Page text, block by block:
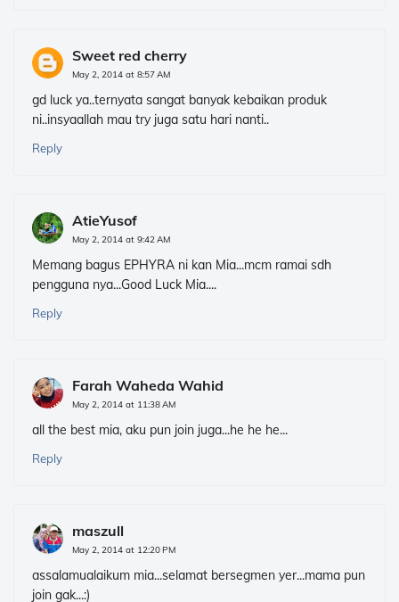
Sweet red cherry
May 2, 2014 at 8:57 AM
gd luck ya..ternyata sangat banyak kebaikan produk
ni..insyaallah mau try juga satu hari nanti..
Reply
AtieYusof
May 2, 2014 at 9:42 AM
Memang bagus EPHYRA ni kan Mia...mcm ramai sdh
pengguna nya...Good Luck Mia....
Reply
Farah Waheda Wahid
May 2, 2014 at 11:38 AM
all the best mia, aku pun join juga...he he he...
Reply
maszull
May 2, 2014 at 12:20 PM
assalamualaikum mia...selamat bersegmen yer...mama pun
join gak...:)